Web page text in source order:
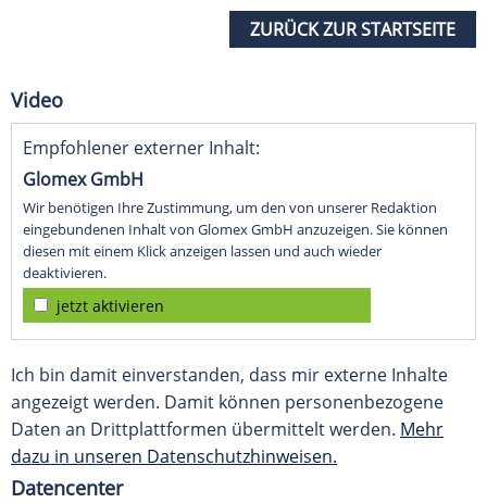
ZURÜCK ZUR STARTSEITE
Video
Empfohlener externer Inhalt:
Glomex GmbH
Wir benötigen Ihre Zustimmung, um den von unserer Redaktion
eingebundenen Inhalt von Glomex GmbH anzuzeigen. Sie können
diesen mit einem Klick anzeigen lassen und auch wieder
deaktivieren.
jetzt aktivieren
Ich bin damit einverstanden, dass mir externe Inhalte
angezeigt werden. Damit können personenbezogene
Daten an Drittplattformen übermittelt werden. Mehr
dazu in unseren Datenschutzhinweisen.
Datencenter